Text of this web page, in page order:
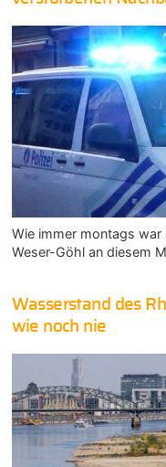
Wie immer montags war
Weser-Göhl an diesem
Wasserstand des
wie noch nie